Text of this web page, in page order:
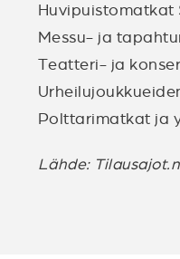
Huvipuistomatkat
Messu- ja
Teatteri- ja
Polttarimatkat ja
Lähde: